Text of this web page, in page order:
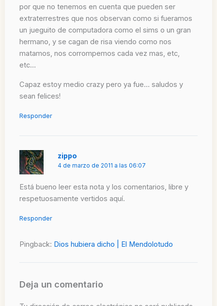
por que no tenemos en cuenta que pueden ser
extraterrestres que nos observan como si fueramos
un jueguito de computadora como el sims o un gran
hermano, y se cagan de risa viendo como nos
matamos, nos corrompemos cada vez mas, etc,
etc…
Capaz estoy medio crazy pero ya fue… saludos y
sean felices!
Responder
zippo
4 de marzo de 2011 a las 06:07
Está bueno leer esta nota y los comentarios, libre y
respetuosamente vertidos aquí.
Responder
Pingback: Dios hubiera dicho | El Mendolotudo
Deja un comentario